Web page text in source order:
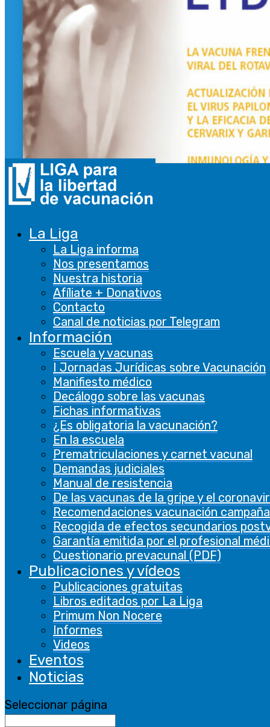
La Liga
La Liga informa
Nos presentamos
Nuestra historia
Afíliate + Donativos
Contacto
Canal de noticias por Telegram
Información
Escuela y vacunas
I Jornadas Jurídicas sobre Vacunación
Manifiesto médico
Decálogo sobre las vacunas
Fichas informativas
¿Es obligatoria la vacunación?
En la escuela
Prematriculaciones y carnet vacunal
Demandas judiciales
Manual de resistencia
De las vacunas de la gripe y el
Recomendaciones vacunación
Recogida de efectos secundarios
Garantía emitida por el profesional
Cuestionario prevacunal (PDF)
Publicaciones y vídeos
Publicaciones gratuitas
Libros editados por La Liga
Primum Non Nocere
Informes
Videos
Eventos
Noticias
Seleccionar página
Vacunación Libre 16